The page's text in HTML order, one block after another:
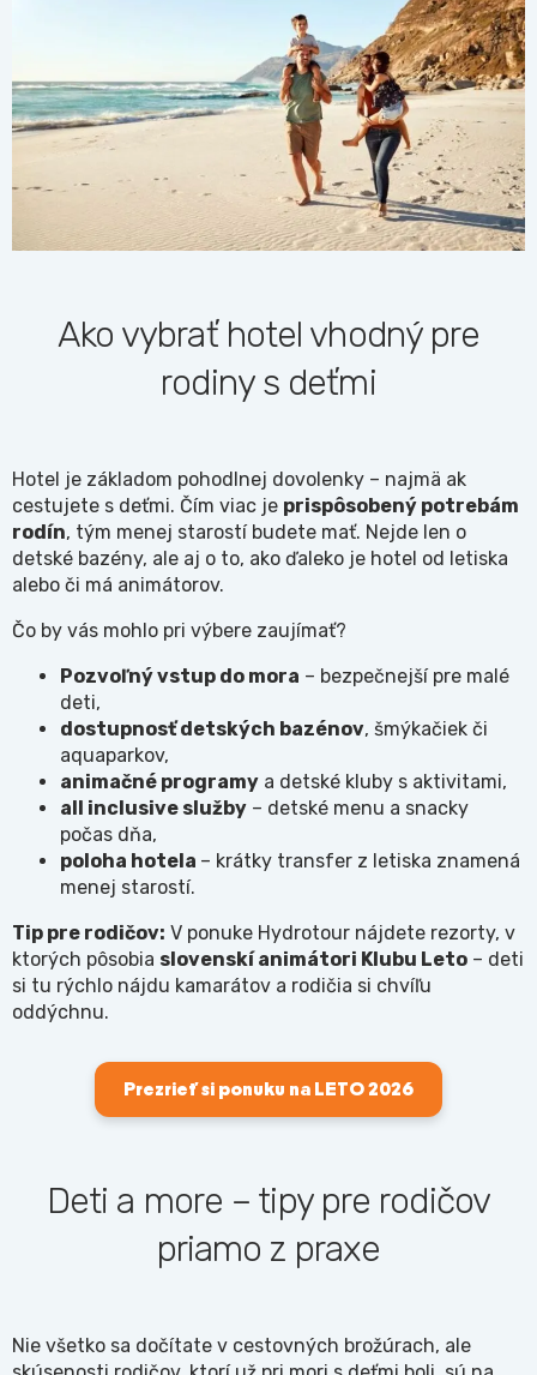
Ako vybrať hotel vhodný pre
rodiny s deťmi
Hotel je základom pohodlnej dovolenky – najmä ak
cestujete s deťmi. Čím viac je prispôsobený potrebám
rodín, tým menej starostí budete mať. Nejde len o
detské bazény, ale aj o to, ako ďaleko je hotel od letiska
alebo či má animátorov.
Čo by vás mohlo pri výbere zaujímať?
Pozvoľný vstup do mora – bezpečnejší pre malé
deti,
dostupnosť detských bazénov, šmýkačiek či
aquaparkov,
animačné programy a detské kluby s aktivitami,
all inclusive služby – detské menu a snacky
počas dňa,
poloha hotela – krátky transfer z letiska znamená
menej starostí.
Tip pre rodičov: V ponuke Hydrotour nájdete rezorty, v
ktorých pôsobia slovenskí animátori Klubu Leto – deti
si tu rýchlo nájdu kamarátov a rodičia si chvíľu
oddýchnu.
Prezrieť si ponuku na LETO 2026
Deti a more – tipy pre rodičov
priamo z praxe
Nie všetko sa dočítate v cestovných brožúrach, ale